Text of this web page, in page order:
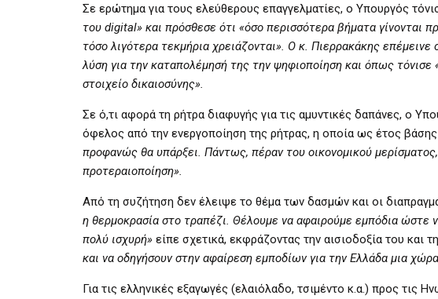
Σε ερώτημα για τους ελεύθερους επαγγελματίες, ο Υπουργός
του digital» και πρόσθεσε ότι «όσο περισσότερα βήματα γίνονται
τόσο λιγότερα τεκμήρια χρειάζονται». Ο κ. Πιερρακάκης
λύση για την καταπολέμησή της την ψηφιοποίηση και όπως τόνισε
στοιχείο δικαιοσύνης».
Σε ό,τι αφορά τη ρήτρα διαφυγής για τις αμυντικές δαπάνες, ο
όφελος από την ενεργοποίηση της ρήτρας, η οποία ως έτος βάσης
προφανώς θα υπάρξει. Πάντως, πέραν του οικονομικού
προτεραιοποίηση».
Από τη συζήτηση δεν έλειψε το θέμα των δασμών και οι
η θερμοκρασία στο τραπέζι. Θέλουμε να αφαιρούμε εμπόδια ώστε
πολύ ισχυρή» είπε σχετικά, εκφράζοντας την αισιοδοξία του και
και να οδηγήσουν στην αφαίρεση εμποδίων για την Ελλάδα μια
Για τις ελληνικές εξαγωγές (ελαιόλαδο, τσιμέντο κ.α.) προς τις